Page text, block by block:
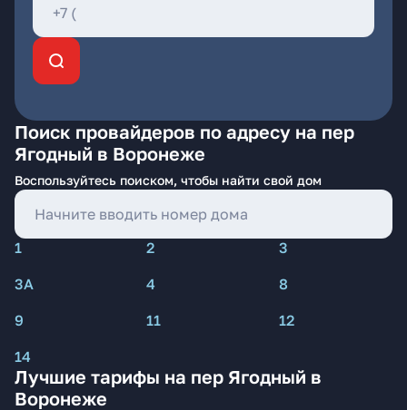
Поиск провайдеров по адресу на пер
Ягодный в Воронеже
Воспользуйтесь поиском, чтобы найти свой дом
1 2
3
3А
4
8
9
11
12
14
Лучшие тарифы на пер Ягодный в
Воронеже